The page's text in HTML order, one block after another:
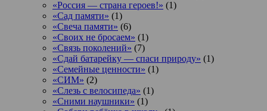
«Россия — страна героев!» (1)
«Сад памяти» (1)
«Свеча памяти» (6)
«Своих не бросаем» (1)
«Связь поколений» (7)
«Сдай батарейку — спаси природу» (1)
«Семейные ценности» (1)
«СИМ» (2)
«Слезь с велосипеда» (1)
«Сними наушники» (1)